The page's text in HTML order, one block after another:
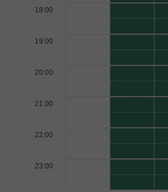
18:00
19:00
20:00
21:00
22:00
23:00